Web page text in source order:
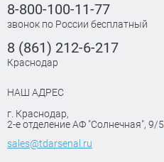
8-800-100-11-77
звонок по России бесплатный
8 (861) 212-6-217
Краснодар
НАШ АДРЕС
г. Краснодар,
2-е отделение АФ "Солнечная", 9/5
sales@tdarsenal.ru